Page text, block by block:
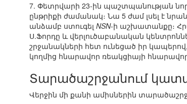
7. Փետրվարի 23-ին պաշտպանության
ընթրիքի ժամանակ։ Նա 5 ժամ լսել է
անձամբ ստուգել NSN-ի աշխատանքը։
Ս.Ֆորդը և վերլուծաբանական
շրջանակների հետ ունեցած իր
կողմից հնարավոր ռեակցիայի
Տարածաշրջանում
Վերջին մի քանի ամիսներին